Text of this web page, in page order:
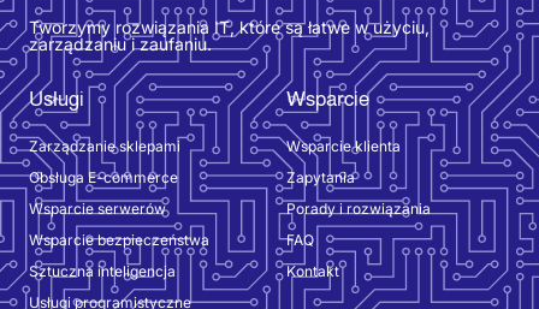
Tworzymy rozwiązania IT, które są łatwe w użyciu,
zarządzaniu i zaufaniu.
Usługi
Zarządzanie sklepami
Obsługa E-commerce
Wsparcie serwerów
Wsparcie bezpieczeństwa
Sztuczna inteligencja
Usługi programistyczne
Wsparcie
Wsparcie klienta
Zapytania
Porady i rozwiązania
FAQ
Kontakt